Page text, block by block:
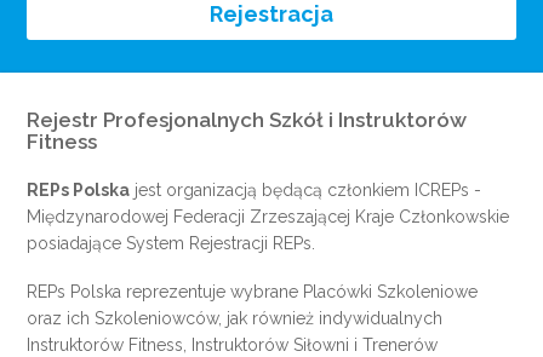
Rejestracja
Rejestr Profesjonalnych Szkół i Instruktorów
Fitness
REPs Polska jest organizacją będącą członkiem ICREPs -
Międzynarodowej Federacji Zrzeszającej Kraje Członkowskie
posiadające System Rejestracji REPs.
REPs Polska reprezentuje wybrane Placówki Szkoleniowe
oraz ich Szkoleniowców, jak również indywidualnych
Instruktorów Fitness, Instruktorów Siłowni i Trenerów